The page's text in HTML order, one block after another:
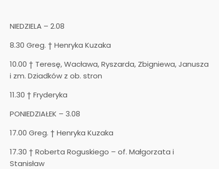
NIEDZIELA – 2.08
8.30 Greg. † Henryka Kuzaka
10.00 † Teresę, Wacława, Ryszarda, Zbigniewa, Janusza
i zm. Dziadków z ob. stron
11.30 † Fryderyka
PONIEDZIAŁEK – 3.08
17.00 Greg. † Henryka Kuzaka
17.30 † Roberta Roguskiego – of. Małgorzata i
Stanisław